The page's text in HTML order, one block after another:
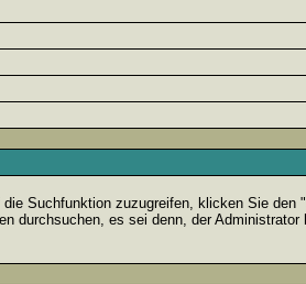
Suchfunktion zuzugreifen, klicken Sie den
durchsuchen, es sei denn, der Administrator